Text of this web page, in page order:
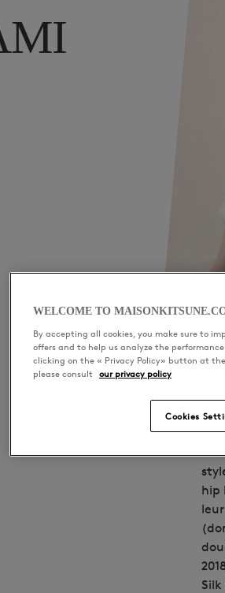
hip
WELCOME TO
By accepting all cookies, you make sure to
offers and to help us analyze the
clicking on the « Privacy Policy» button at
please consult our privacy policy
Cookies